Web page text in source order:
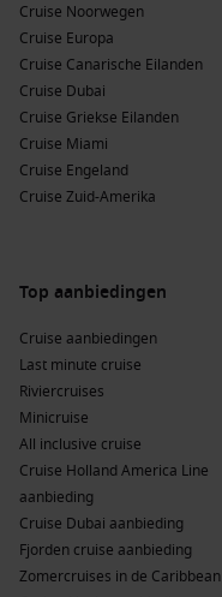
Cruise Noorwegen
Cruise Europa
Cruise Canarische Eilanden
Cruise Dubai
Cruise Griekse Eilanden
Cruise Miami
Cruise Engeland
Cruise Zuid-Amerika
Top aanbiedingen
Cruise aanbiedingen
Last minute cruise
Riviercruises
Minicruise
All inclusive cruise
Cruise Holland America Line
aanbieding
Cruise Dubai aanbieding
Fjorden cruise aanbieding
Zomercruises in de Caribbean